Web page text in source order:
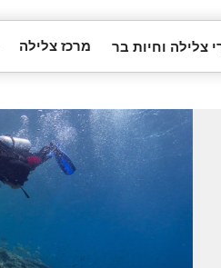
צלילה וחיות בר מרכז צלילה